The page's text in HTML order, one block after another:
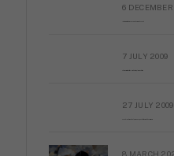
6
7 JULY 2009
27 JULY 2009
8 MARCH